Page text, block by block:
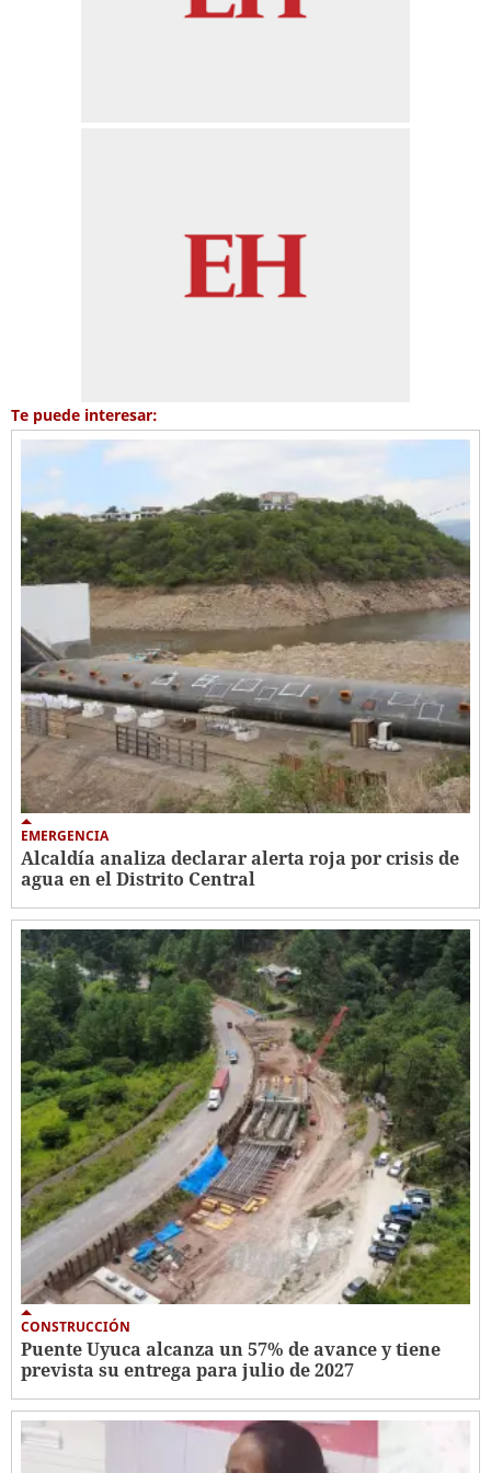
Te puede interesar:
EMERGENCIA
Alcaldía analiza declarar alerta roja por crisis de
agua en el Distrito Central
CONSTRUCCIÓN
Puente Uyuca alcanza un 57% de avance y tiene
prevista su entrega para julio de 2027